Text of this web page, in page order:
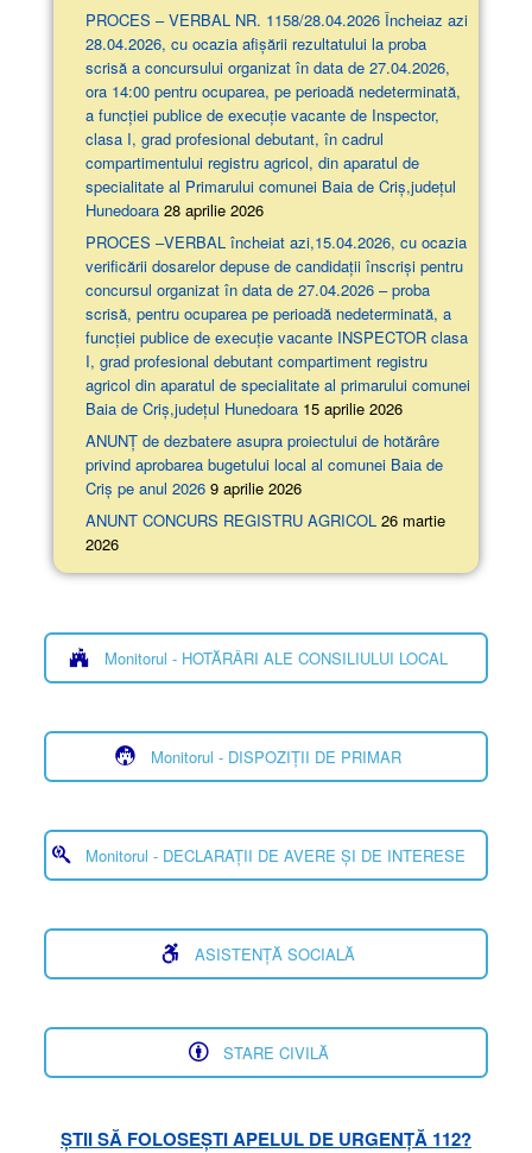
PROCES – VERBAL NR. 1158/28.04.2026 Încheiaz azi
28.04.2026, cu ocazia afişării rezultatului la proba
scrisă a concursului organizat în data de 27.04.2026,
ora 14:00 pentru ocuparea, pe perioadă nedeterminată,
a funcției publice de execuție vacante de Inspector,
clasa I, grad profesional debutant, în cadrul
compartimentului registru agricol, din aparatul de
specialitate al Primarului comunei Baia de Criș,județul
Hunedoara 28 aprilie 2026
PROCES –VERBAL încheiat azi,15.04.2026, cu ocazia
verificării dosarelor depuse de candidații înscriși pentru
concursul organizat în data de 27.04.2026 – proba
scrisă, pentru ocuparea pe perioadă nedeterminată, a
funcției publice de execuție vacante INSPECTOR clasa
I, grad profesional debutant compartiment registru
agricol din aparatul de specialitate al primarului comunei
Baia de Criș,județul Hunedoara 15 aprilie 2026
ANUNȚ de dezbatere asupra proiectului de hotărâre
privind aprobarea bugetului local al comunei Baia de
Criș pe anul 2026 9 aprilie 2026
ANUNT CONCURS REGISTRU AGRICOL 26 martie
2026
Monitorul - HOTĂRÂRI ALE CONSILIULUI LOCAL
Monitorul - DISPOZIȚII DE PRIMAR
Monitorul - DECLARAȚII DE AVERE ȘI DE INTERESE
ASISTENȚĂ SOCIALĂ
STARE CIVILĂ
ȘTII SĂ FOLOSEȘTI APELUL DE URGENȚĂ 112?